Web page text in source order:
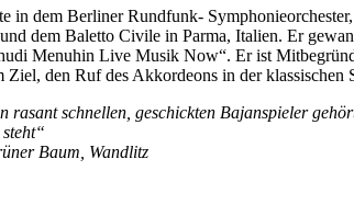
in dem Berliner Rundfunk-
dem Baletto Civile in Parma, Italien. Er
Menuhin Live Musik Now“. Er ist
den Ruf des Akkordeons in der klassischen
rasant schnellen, geschickten Bajanspieler
Baum, Wandlitz